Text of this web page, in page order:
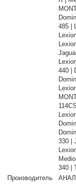
485 |
440 |
330 |
340 |
Производитель